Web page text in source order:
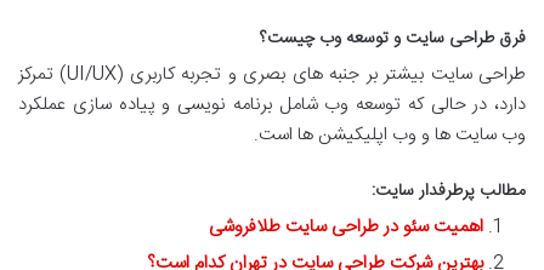
فرق طراحی سایت و توسعه وب چیست؟
طراحی سایت بیشتر بر جنبه های بصری و تجربه کاربری (UI/UX) تمرکز
دارد، در حالی که توسعه وب شامل برنامه نویسی و پیاده سازی عملکرد
وب سایت ها و وب اپلیکیشن ها است.
مطالب پرطرفدار سایت:
اهمیت سئو در طراحی سایت طلافروشی
بهترین شرکت طراحی سایت در تهران کدام است؟